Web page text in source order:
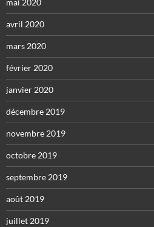
mai 2020
avril 2020
mars 2020
février 2020
janvier 2020
décembre 2019
novembre 2019
octobre 2019
septembre 2019
août 2019
juillet 2019